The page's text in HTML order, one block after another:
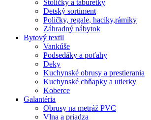
Stoličky a taburetky
Detský sortiment
Poličky, regale, haciky,rámiky
Záhradný nábytok
Bytový textil
Vankúše
Podsedáky a poťahy
Deky
Kuchynské obrusy a prestierania
Kuchynské chňapky a utierky
Koberce
Galantéria
Obrusy na metráž PVC
Vlna a priadza